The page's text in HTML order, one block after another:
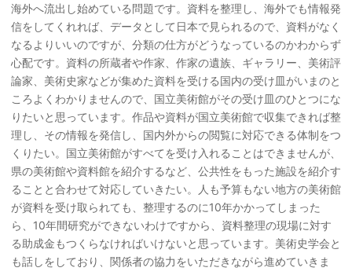
海外へ流出し始めている問題です。資料を整理し、海外でも情報発
信をしてくれれば、データとして日本で見られるので、資料がなく
なるよりいいのですが、分類の仕方がどうなっているのかわからず
心配です。資料の所蔵者や作家、作家の遺族、ギャラリー、美術評
論家、美術史家などが集めた資料を受ける国内の受け皿がいまのと
ころよくわかりませんので、国立美術館がその受け皿のひとつにな
りたいと思っています。作品や資料が国立美術館で収集できれば整
理し、その情報を発信し、国内外からの閲覧に対応できる体制をつ
くりたい。国立美術館がすべてを受け入れることはできませんが、
県の美術館や資料館を紹介するなど、公共性をもった施設を紹介す
ることと合わせて対応していきたい。人も予算もない地方の美術館
が資料を受け取られても、整理するのに10年かかってしまった
ら、10年間研究ができないわけですから、資料整理の現場に対す
る助成金もつくらなければいけないと思っています。美術史学会と
も話しをしており、関係者の協力をいただきながら進めていきま